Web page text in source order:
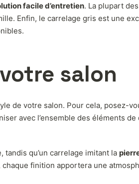
facile d’entretien. La plupart
Enfin, le carrelage gris est une
salon
de votre salon. Pour cela, posez-
avec l’ensemble des éléments
qu’un carrelage imitant la
finition apportera une